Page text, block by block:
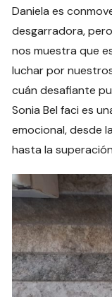
Daniela es
desgarradora,
nos muestra que
luchar por
cuán desafiante
Sonia Bel faci es
emocional, desde
hasta la